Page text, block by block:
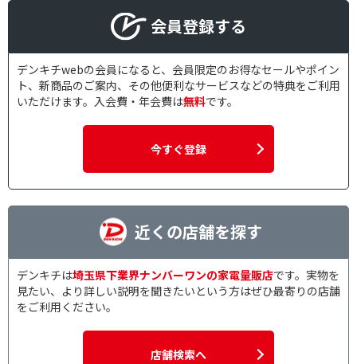
会員登録する
デンキチwebの会員になると、会員限定のお得なセールやポイン
ト、新商品のご案内、その他便利なサービスなどの特典をご利用
いただけます。入会費・年会費は無料です。
今すぐ登録
近くの店舗を探す
デンキチは埼玉県下業界ナンバーワンの家電量販店です。実物を
見たい、より詳しい説明を聞きたいという方はぜひ最寄りの店舗
をご利用ください。
店舗検索へ